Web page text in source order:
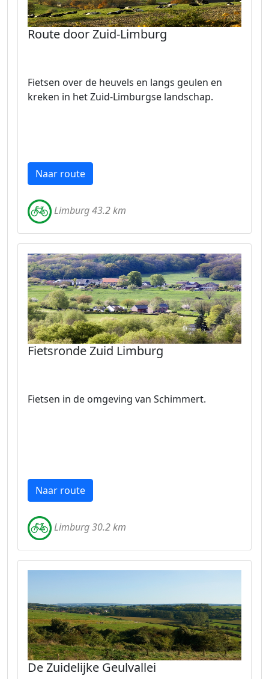
Route door Zuid-Limburg
Fietsen over de heuvels en langs geulen en
kreken in het Zuid-Limburgse landschap.
Naar route
Limburg 43.2 km
Fietsronde Zuid Limburg
Fietsen in de omgeving van Schimmert.
Naar route
Limburg 30.2 km
De Zuidelijke Geulvallei